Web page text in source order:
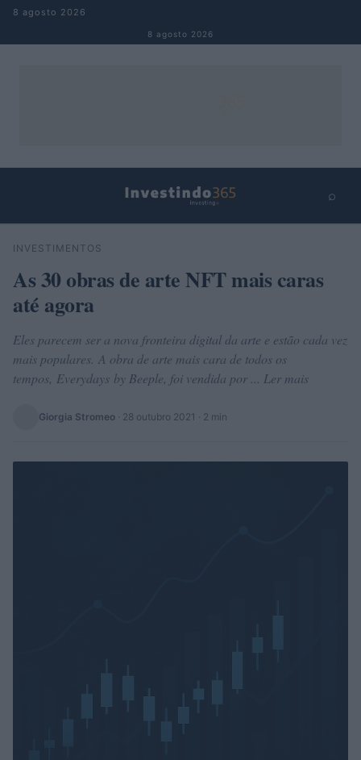
Pular para o conteúdo
8 agosto 2026
8 agosto 2026
⌕
Buscar
INVESTIMENTOS
As 30 obras de arte NFT mais caras
até agora
Eles parecem ser a nova fronteira digital da arte e estão cada vez
mais populares. A obra de arte mais cara de todos os
tempos, Everydays by Beeple, foi vendida por ... Ler mais
Giorgia Stromeo · 28 outubro 2021 · 2 min